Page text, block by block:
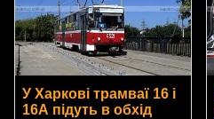
У Харкові трамваї 16 і
16А підуть в обхід